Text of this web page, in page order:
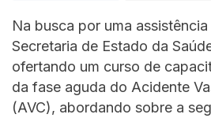
Na busca por uma
Secretaria de Estado da
ofertando um curso de
da fase aguda do Acidente
(AVC), abordando sobre a